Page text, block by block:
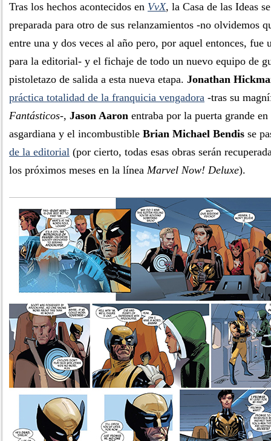
Tras los hechos acontecidos en VvX, la Casa de las Ideas
preparada para otro de sus relanzamientos -no olvidemos
entre una y dos veces al año pero, por aquel entonces, fue
para la editorial- y el fichaje de todo un nuevo equipo de
pistoletazo de salida a esta nueva etapa. Jonathan
práctica totalidad de la franquicia vengadora -tras su
Fantásticos-, Jason Aaron entraba por la puerta grande
asgardiana y el incombustible Brian Michael Bendis se
de la editorial (por cierto, todas esas obras serán
los próximos meses en la línea Marvel Now! Deluxe).